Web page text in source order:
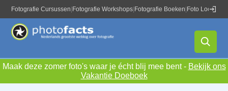
Fotografie Cursussen Fotografie Workshops Fotografie Boeken Foto Locaties
Maak deze zomer foto's waar je écht blij mee bent - Bekijk ons
Vakantie Doeboek